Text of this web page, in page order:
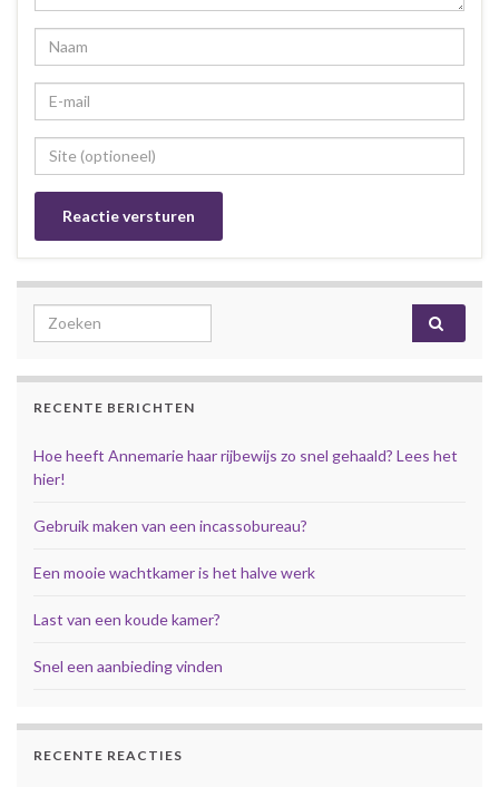
Search for:
RECENTE BERICHTEN
Hoe heeft Annemarie haar rijbewijs zo snel gehaald? Lees het
hier!
Gebruik maken van een incassobureau?
Een mooie wachtkamer is het halve werk
Last van een koude kamer?
Snel een aanbieding vinden
RECENTE REACTIES